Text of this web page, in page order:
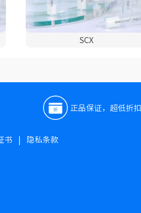
SCX
正品保证，超低折扣
书 隐私条款